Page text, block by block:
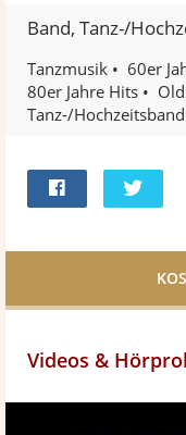
Band, Tanz-/
Tanzmusik 60er
80er Jahre Hits
Tanz-/Hochzeitsband
Facebook
Videos &